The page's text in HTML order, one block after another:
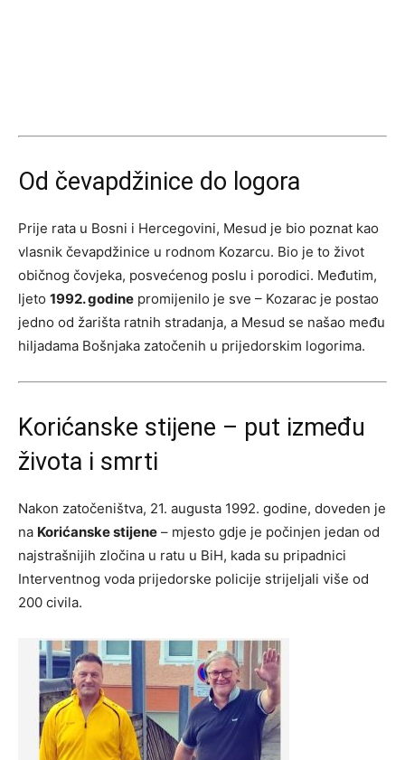
Od čevapdžinice do logora
Prije rata u Bosni i Hercegovini, Mesud je bio poznat kao
vlasnik čevapdžinice u rodnom Kozarcu. Bio je to život
običnog čovjeka, posvećenog poslu i porodici. Međutim,
ljeto 1992. godine promijenilo je sve – Kozarac je postao
jedno od žarišta ratnih stradanja, a Mesud se našao među
hiljadama Bošnjaka zatočenih u prijedorskim logorima.
Korićanske stijene – put između
života i smrti
Nakon zatočeništva, 21. augusta 1992. godine, doveden je
na Korićanske stijene – mjesto gdje je počinjen jedan od
najstrašnijih zločina u ratu u BiH, kada su pripadnici
Interventnog voda prijedorske policije strijeljali više od
200 civila.